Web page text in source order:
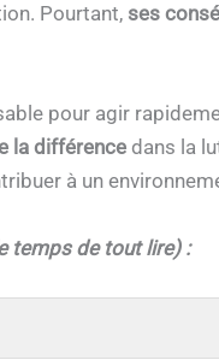
Pourtant, ses
pour agir
la différence dans la
à un
temps de tout lire) :